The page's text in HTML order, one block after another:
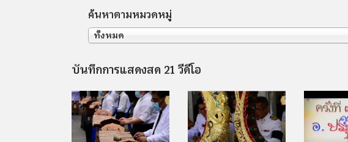
ค้นหาตามหมวดหมู่
ทั้งหมด
บันทึกการแสดงสด 21 วีดีโอ